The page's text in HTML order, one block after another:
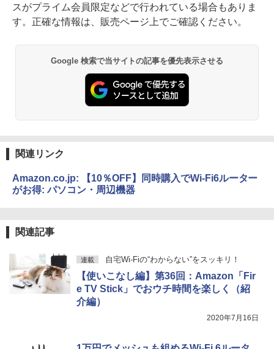
スがプライム会員限定などで行われている場合もありま
す。正確な情報は、販売ページ上でご確認ください。
Google 検索で当サイトの記事を優先表示させる
関連リンク
Amazon.co.jp: 【10％OFF】同時購入でWi-Fi6ルーター
がお得: パソコン・周辺機器
関連記事
連載 自宅Wi-Fiの“わからない”をスッキリ！
【使いこなし編】第36回：Amazon「Fir
e TV Stick」でおウチ時間を楽しく（紹
介編）
2020年7月16日